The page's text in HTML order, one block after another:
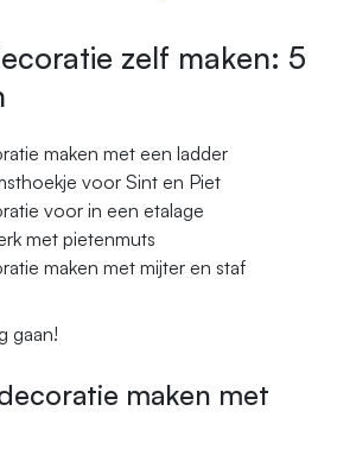
zelf maken: 5
maken met een ladder
voor Sint en Piet
voor in een etalage
met pietenmuts
maken met mijter en staf
gaan!
maken met